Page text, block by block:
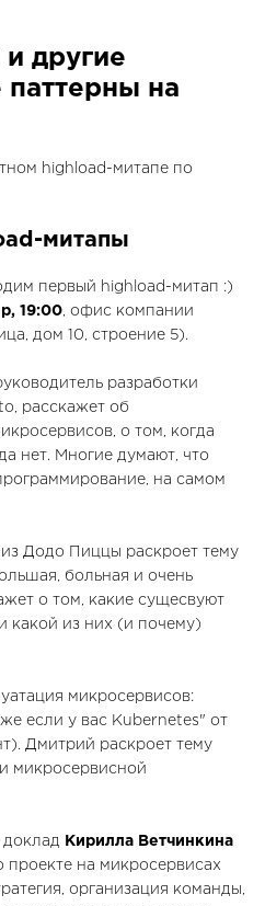
другие
паттерны на
highload-митапе по
митапы
первый highload-митап :)
19:00 , офис компании
дом 10, строение 5).
разработки
расскажет об
о том, когда
нет. Многие думают, что
на самом
из Додо Пиццы раскроет тему
больная и очень
о том, какие сущесвуют
какой из них (и почему)
микросервисов:
если у вас Kubernetes" от
Дмитрий раскроет тему
микросервисной
Кирилла Ветчинкина
проекте на микросервисах
организация команды,